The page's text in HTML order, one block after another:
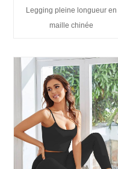
Legging pleine longueur en
maille chinée